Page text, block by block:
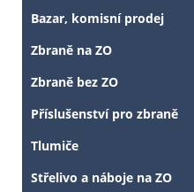
Bazar, komisní prodej
Zbraně na ZO
Zbraně bez ZO
Příslušenství pro zbraně
Tlumiče
Střelivo a náboje na ZO